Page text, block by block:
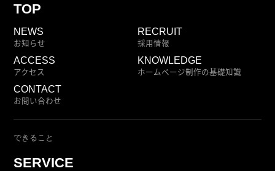
TOP
NEWS
お知らせ
RECRUIT
採用情報
ACCESS
アクセス
KNOWLEDGE
ホームページ制作の基礎知識
CONTACT
お問い合わせ
できること
SERVICE